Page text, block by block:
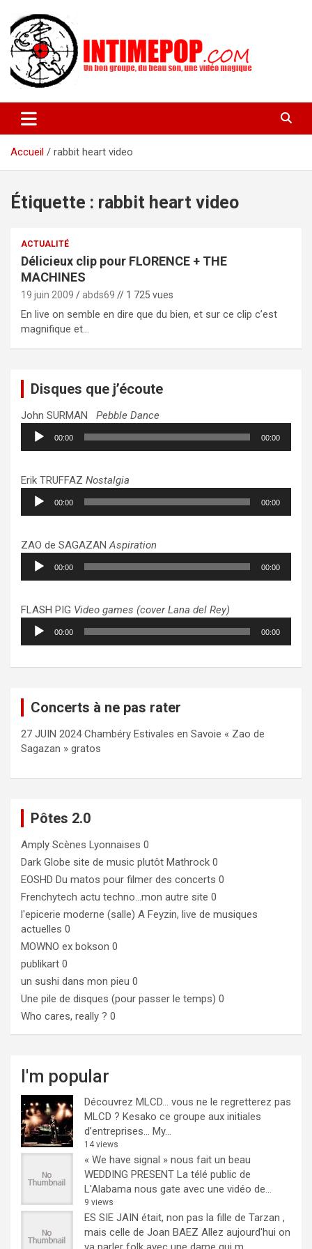
contenu
intimepop.com
actuelles pop rock, post-rock, indé sur Lyon. rock pop concert
lyon
Accueil
rabbit heart video
Étiquette : rabbit heart video
ACTUALITÉ
Délicieux clip pour FLORENCE + THE
MACHINES
19 juin 2009 abds69 // 1 725 vues
En live on semble en dire que du bien, et sur ce clip c’est
magnifique et…
Disques que j’écoute
John SURMAN Pebble Dance
Lecteur
audio
00:00 00:00
Erik TRUFFAZ Nostalgia
Lecteur
audio
00:00 00:00
ZAO de SAGAZANAspiration
Lecteur
audio
00:00 00:00
FLASH PIG Video games (cover Lana del Rey)
Lecteur
audio
00:00 00:00
Concerts à ne pas rater
27 JUIN 2024 Chambéry Estivales en Savoie « Zao de
Sagazan » gratos
Pôtes 2.0
Amply Scènes Lyonnaises 0
Dark Globe site de music plutôt Mathrock 0
EOSHD Du matos pour filmer des concerts 0
Frenchytech actu techno…mon autre site 0
l'epicerie moderne (salle) A Feyzin, live de musiques
actuelles 0
MOWNO ex bokson 0
publikart 0
un sushi dans mon pieu 0
Une pile de disques (pour passer le temps) 0
Who cares, really ? 0
I'm popular
Découvrez MLCD… vous ne le regretterez pas
MLCD ? Kesako ce groupe aux initiales
d’entreprises… My...
14 views
« We have signal » nous fait un beau
WEDDING PRESENT La télé public de
L'Alabama nous gate avec une vidéo de...
9 views
ES SIE JAIN était, non pas la fille de Tarzan ,
mais celle de Joan BAEZ Allez aujourd'hui on